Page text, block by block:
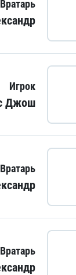
Вратарь
Игрок
Джош
Вратарь
Вратарь